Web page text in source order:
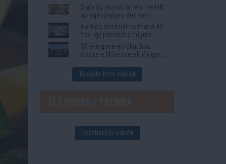
5 görög recept, amely mellett
az egészséges étel sem
tűnik lemondásnak
Halálos veszélyt hozhat a 40
fok: így jelezhet a hőguta
35 éve generációkat hoz
össze a Művészetek Völgye
és a bérletár
További friss videók
További élő videók